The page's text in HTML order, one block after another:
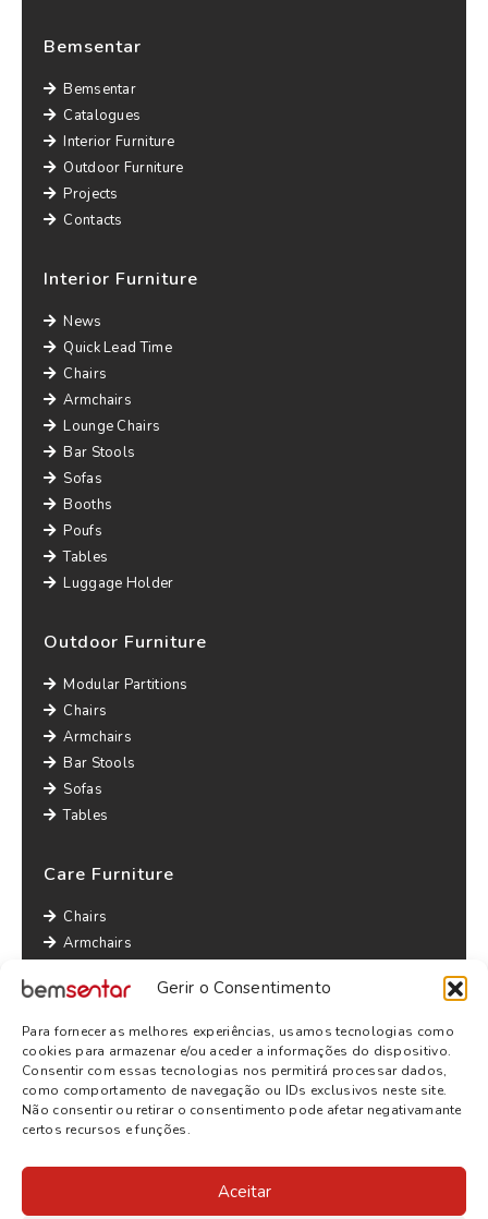
Gerir o Consentimento
Para fornecer as melhores experiências, usamos tecnologias como
cookies para armazenar e/ou aceder a informações do dispositivo.
Consentir com essas tecnologias nos permitirá processar dados,
como comportamento de navegação ou IDs exclusivos neste site.
Não consentir ou retirar o consentimento pode afetar negativamante
certos recursos e funções.
Aceitar
Bemsentar
Bemsentar
Catalogues
Interior Furniture
Outdoor Furniture
Projects
Contacts
Interior Furniture
News
Quick Lead Time
Chairs
Armchairs
Lounge Chairs
Bar Stools
Sofas
Booths
Poufs
Tables
Luggage Holder
Outdoor Furniture
Modular Partitions
Chairs
Armchairs
Bar Stools
Sofas
Tables
Care Furniture
Chairs
Armchairs
Sofas
Other informations
Privacy Policy
Terms and Conditions